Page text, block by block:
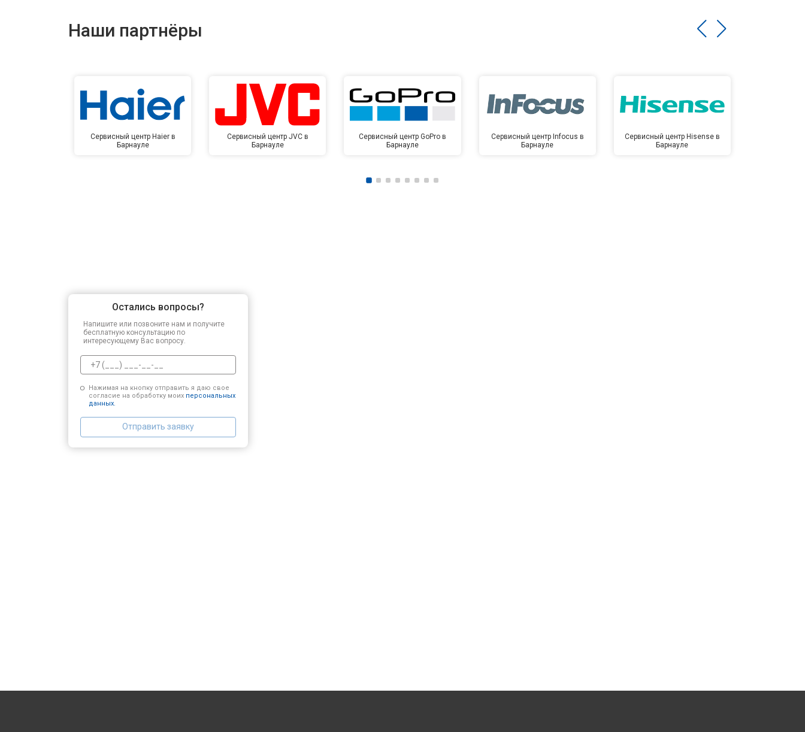
Наши партнёры
Сервисный центр Haier в
Барнауле
Сервисный центр JVC в
Барнауле
Сервисный центр GoPro в
Барнауле
Сервисный центр Infocus в
Барнауле
Сервисный центр Hisense в
Барнауле
Остались вопросы?
Напишите или позвоните нам и получите
бесплатную консультацию по
интересующему Вас вопросу.
Нажимая на кнопку отправить я даю свое
согласие на обработку моих персональных
данных.
Отправить заявку